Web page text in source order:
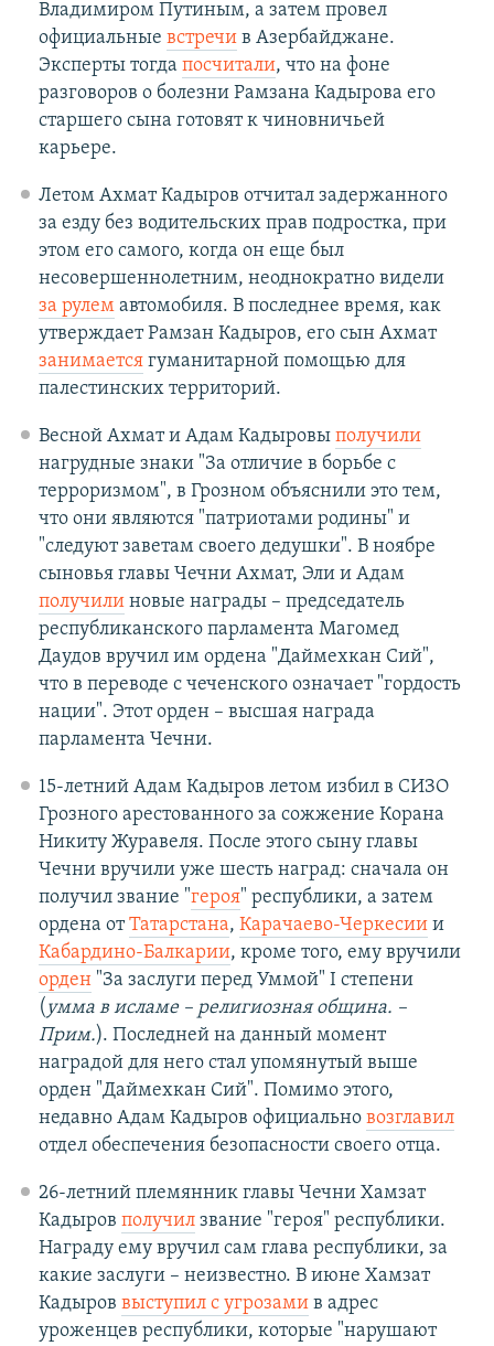
Владимиром Путиным, а затем провел
официальные встречив Азербайджане.
Эксперты тогда посчитали, что на фоне
разговоров о болезни Рамзана Кадырова его
старшего сына готовят к чиновничьей
карьере.
Летом Ахмат Кадыров отчитал задержанного
за езду без водительских прав подростка, при
этом его самого, когда он еще был
несовершеннолетним, неоднократно видели
за рулемавтомобиля. В последнее время, как
утверждает Рамзан Кадыров, его сын Ахмат
занимаетсягуманитарной помощью для
палестинских территорий.
Весной Ахмат и Адам Кадыровы получили
нагрудные знаки "За отличие в борьбе с
терроризмом", в Грозном объяснили это тем,
что они являются "патриотами родины" и
"следуют заветам своего дедушки". В ноябре
сыновья главы Чечни Ахмат, Эли и Адам
получилиновые награды – председатель
республиканского парламента Магомед
Даудов вручил им ордена "Даймехкан Сий",
что в переводе с чеченского означает "гордость
нации". Этот орден – высшая награда
парламента Чечни.
15-летний Адам Кадыров летом избил в СИЗО
Грозного арестованного за сожжение Корана
Никиту Журавеля. После этого сыну главы
Чечни вручили уже шесть наград: сначала он
получил звание "героя" республики, а затем
ордена отТатарстана, Карачаево-Черкесиии
Кабардино-Балкарии, кроме того, ему вручили
орден"За заслуги перед Уммой" I степени
( умма в исламе – религиозная община. –
Прим.). Последней на данный момент
наградой для него стал упомянутый выше
орден "Даймехкан Сий". Помимо этого,
недавно Адам Кадыров официально возглавил
отдел обеспечения безопасности своего отца.
26-летний племянник главы Чечни Хамзат
Кадыров получилзвание "героя" республики.
Награду ему вручил сам глава республики, за
какие заслуги – неизвестно. В июне Хамзат
Кадыров выступил с угрозамив адрес
уроженцев республики, которые "нарушают